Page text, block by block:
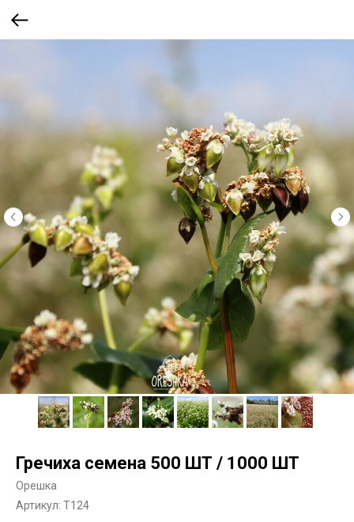
Гречиха семена 500 ШТ / 1000 ШТ
Орешка
Артикул: T124